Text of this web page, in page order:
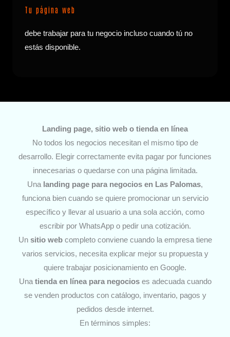
Tu página web
debe trabajar para tu negocio incluso cuando tú no
estás disponible.
Landing page, sitio web o tienda en línea
No todos los negocios necesitan el mismo tipo de
desarrollo. Elegir correctamente evita pagar por funciones
innecesarias o quedarse con una página limitada.
Una landing page para negocios en Las Palomas,
funciona bien cuando se quiere promocionar un servicio
específico y llevar al usuario a una sola acción, como
escribir por WhatsApp o pedir una cotización.
Un sitio webcompleto conviene cuando la empresa tiene
varios servicios, necesita explicar mejor su propuesta y
quiere trabajar posicionamiento en Google.
Una tienda en línea para negocioses adecuada cuando
se venden productos con catálogo, inventario, pagos y
pedidos desde internet.
En términos simples: